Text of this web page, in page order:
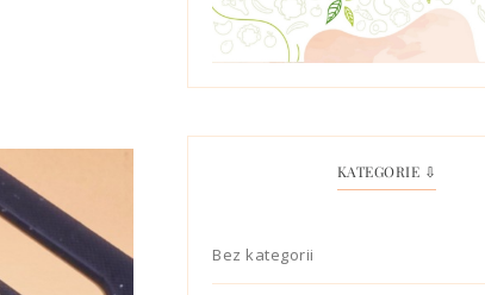
KATEGORIE ⇩
Bez kategorii